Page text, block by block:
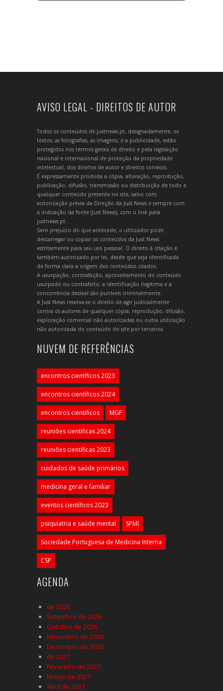
AVISO LEGAL - DIREITOS DE AUTOR
Todos os conteúdos de justnews.pt, designadamente, os
textos, as fotografias, as imagens, e a publicidade, estão
protegidos nos termos gerais de direito e pela legislação
nacional e internacional de proteção da propriedade
intelectual, dos direitos de autor e direitos conexos.
É expressamente proibida a cópia, alteração, reprodução,
publicação, difusão, transmissão ou distribuição de todo e
qualquer conteúdo presente no site, salvo com
autorização prévia da Direção da Just News e sempre com
a indicação da fonte (Just News), com o link para
justnews.pt.
Sem prejuízo do que antecede, o utilizador pode
descarregar ou copiar os conteúdos da Just News
estritamente para seu uso pessoal. O direito à citação é
também autorizado por lei, desde que seja identificada
de forma clara a origem dos conteúdos citados.
A usurpação, contrafação, aproveitamento do conteúdo
usurpado ou contrafeito, a identificação ilegítima e a
concorrência desleal são puníveis criminalmente.
A Just News reserva-se o direito de agir judicialmente
contra os autores de qualquer cópia, reprodução, difusão,
exploração comercial não autorizadas ou outra utilização
não autorizada do conteúdo do site por terceiros.
NUVEM DE REFERÊNCIAS
encontros científicos 2023
encontros científicos 2024
encontros científicos MGF
reuniões científicas 2024
reuniões científicas 2023
cuidados de saúde primários
medicina geral e familiar
eventos científicos 2023
psiquiatria e saúde mental SPMI
Sociedade Portuguesa de Medicina Interna
CSP
AGENDA
de 2026
Setembro de 2026
Outubro de 2026
Novembro de 2026
Dezembro de 2026
de 2027
Fevereiro de 2027
Março de 2027
Abril de 2027